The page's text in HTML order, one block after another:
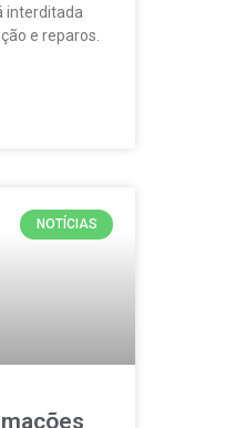
interditada
e reparos.
NOTÍCIAS